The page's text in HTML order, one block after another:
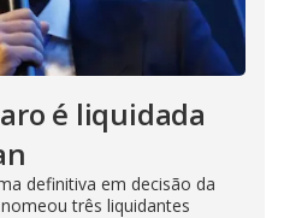
é liquidada
definitiva em decisão da
três liquidantes